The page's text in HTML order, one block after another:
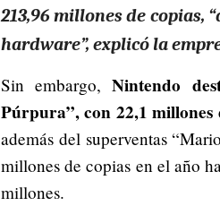
213,96 millones de copias,
hardware”, explicó la
Sin embargo,Nintendo
Púrpura”, con 22,1 millones
además del superventas
millones de copias en el año
millones.